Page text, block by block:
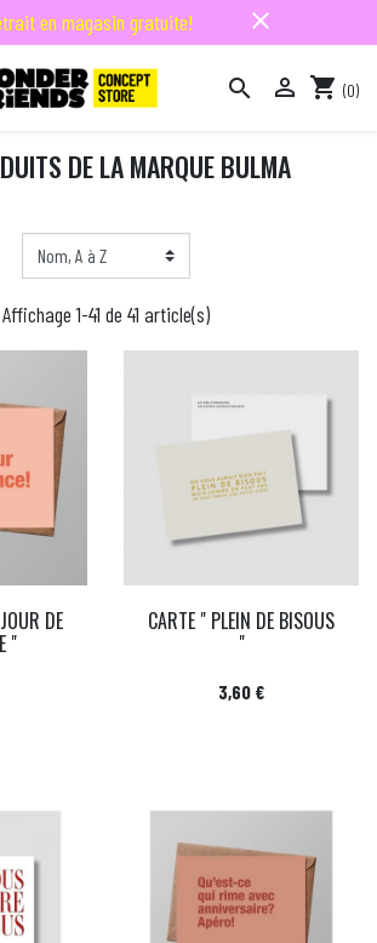
en magasin gratuite! close
  shopping_cart (0)
DE LA MARQUE BULMA
Affichage 1-41 de 41 article(s)
DE
"
CARTE " PLEIN DE BISOUS
"
Prix
3,60 €